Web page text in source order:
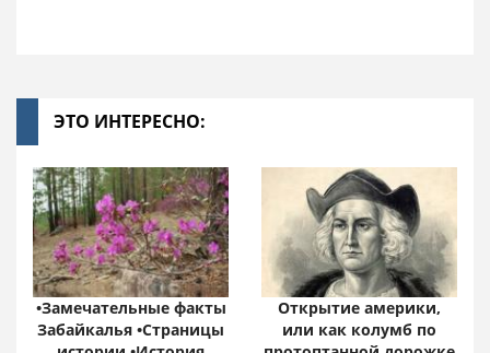
ЭТО ИНТЕРЕСНО:
•Замечательные факты
Забайкалья •Страницы
Открытие америки,
или как колумб по